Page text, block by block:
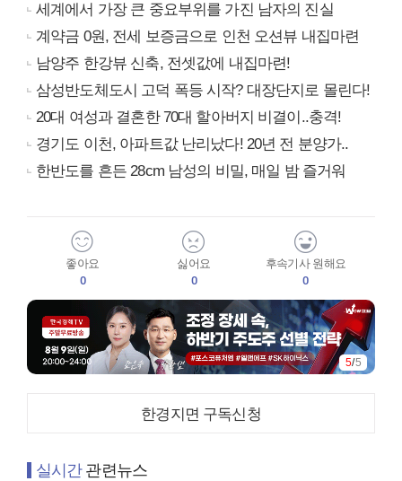
세계에서 가장 큰 중요부위를 가진 남자의 진실
계약금 0원, 전세 보증금으로 인천 오션뷰 내집마련
남양주 한강뷰 신축, 전셋값에 내집마련!
삼성반도체도시 고덕 폭등 시작? 대장단지로 몰린다!
20대 여성과 결혼한 70대 할아버지 비결이..충격!
경기도 이천, 아파트값 난리났다! 20년 전 분양가..
한반도를 흔든 28cm 남성의 비밀, 매일 밤 즐거워
좋아요
0
싫어요
0
후속기사 원해요
0
5/5
한경지면 구독신청
실시간관련뉴스